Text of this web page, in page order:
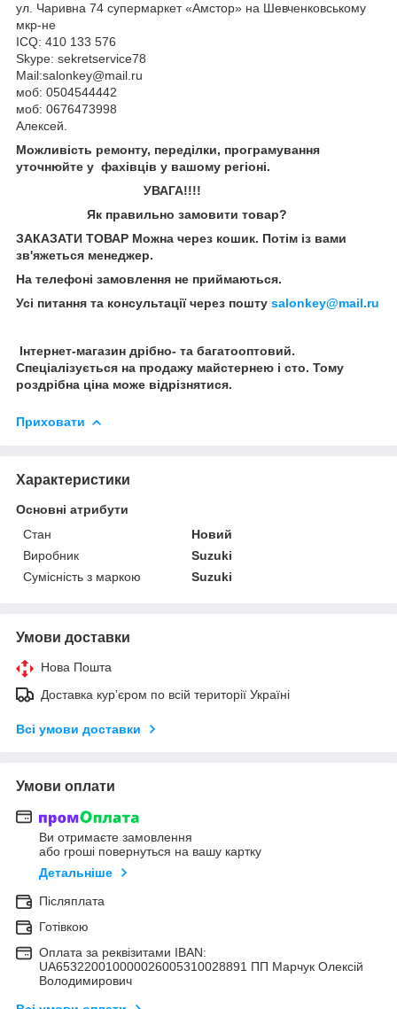
ул. Чаривна 74 супермаркет «Амстор» на Шевченковському
мкр-не
ICQ: 410 133 576
Skype: sekretservice78
Mail:salonkey@mail.ru
моб: 0504544442
моб: 0676473998
Алексей.
Можливість ремонту, переділки, програмування
уточнюйте у фахівців у вашому регіоні.
УВАГА!!!!
Як правильно замовити товар?
ЗАКАЗАТИ ТОВАР Можна через кошик. Потім із вами
зв'яжеться менеджер.
На телефоні замовлення не приймаються.
Усі питання та консультації через пошту salonkey@mail.ru
Інтернет-магазин дрібно- та багатооптовий.
Спеціалізується на продажу майстернею і сто. Тому
роздрібна ціна може відрізнятися.
Приховати
Характеристики
Основні атрибути
Стан
Новий
Виробник
Suzuki
Сумісність з маркою
Suzuki
Умови доставки
Нова Пошта
Доставка кур’єром по всій території Україні
Всі умови доставки
Умови оплати
Ви отримаєте замовлення
або гроші повернуться на вашу картку
Детальніше
Післяплата
Готівкою
Оплата за реквізитами IBAN:
UA653220010000026005310028891 ПП Марчук Олексій
Володимирович